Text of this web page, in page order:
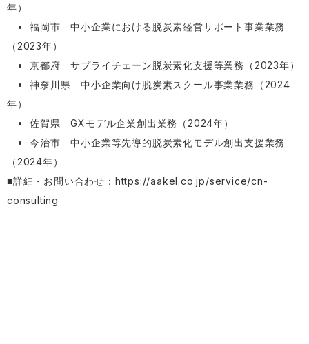
年）
• 福岡市 中小企業における脱炭素経営サポート事業業務
（2023年）
• 京都府 サプライチェーン脱炭素化支援等業務（2023年）
• 神奈川県 中小企業向け脱炭素スクール事業業務（2024
年）
• 佐賀県 GXモデル企業創出業務（2024年）
• 今治市 中小企業等先導的脱炭素化モデル創出支援業務
（2024年）
■詳細・お問い合わせ： https://aakel.co.jp/service/cn-
consulting